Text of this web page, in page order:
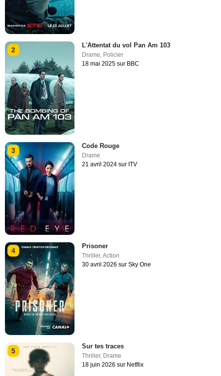
2
L'Attentat du vol Pan Am 103
Drame, Policier
18 mai 2025 sur BBC
3
Code Rouge
Drame
21 avril 2024 sur ITV
4
Prisoner
Thriller,Action
30 avril 2026 sur Sky One
5
Sur tes traces
Thriller, Drame
18 juin 2026 sur Netflix